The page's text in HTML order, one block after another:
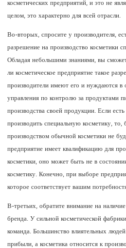
косметических предприятий, и это не
целом, это характерно для всей отрасли.
Во-вторых, спросите у производителя,
разрешение на производство косметики
Обладая небольшими знаниями, вы
ли косметическое предприятие такое
производители имеют его и нуждаются в
управления по контролю за продуктами
производства своей продукции. Если
производить специальную косметику, то,
производством обычной косметики не
предприятие имеет квалификацию для
косметики, оно может быть не в
косметику. Конечно, при выборе
которое соответствует вашим
В-третьих, обратите внимание на
бренда. У сильной косметической
команда. Большинство влиятельных
прибыли, а косметика относится к